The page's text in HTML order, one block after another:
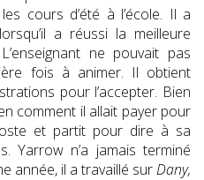
cours d’été à l’école. Il a
a réussi la meilleure
ne pouvait pas
fois à animer. Il obtient
pour l’accepter. Bien
comment il allait payer pour
et partit pour dire à sa
Yarrow n’a jamais terminé
année, il a travaillé surDany,